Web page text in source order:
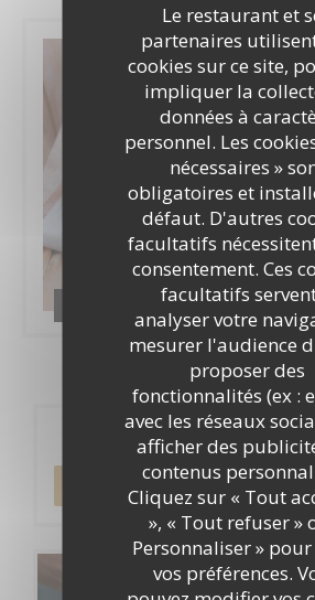
Le restaurant et
partenaires
cookies sur ce site,
impliquer la
données à
personnel. Les
nécessaires »
obligatoires et
défaut. D'autres
facultatifs
consentement. Ces
facultatifs
analyser votre
mesurer l'audience
proposer des
fonctionnalités (ex :
avec les réseaux
afficher des
contenus
Cliquez sur « Tout
», « Tout refuser »
Personnaliser »
vos préférences.
Café Leffe Tours
Réservation
RÉSERVER
Cartes & Menus